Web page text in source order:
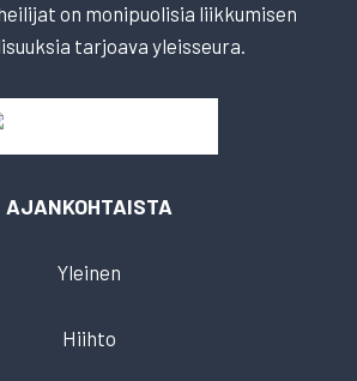
on monipuolisia liikkumisen
tarjoava yleisseura.
AJANKOHTAISTA
Yleinen
Hiihto